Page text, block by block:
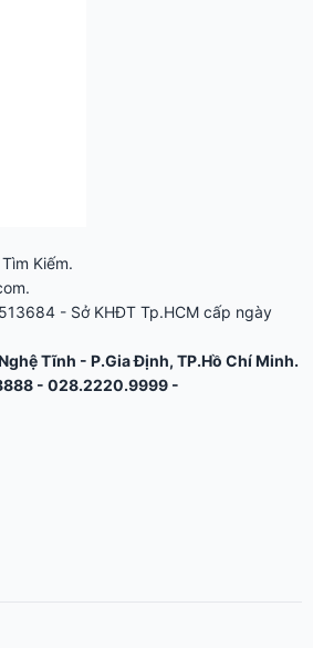
Kiếm.
- Sở KHĐT Tp.HCM cấp ngày
Tĩnh - P.Gia Định, TP.Hồ Chí Minh.
- 028.2220.9999 -